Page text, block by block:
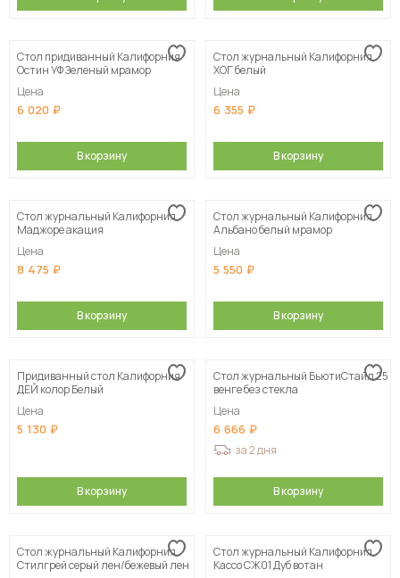
Стол придиванный Калифорния
Остин УФ Зеленый мрамор
Цена
6 020
В корзину
Стол журнальный Калифорния
ХОГ белый
Цена
6 355
В корзину
Стол журнальный Калифорния
Маджоре акация
Цена
8 475
В корзину
Стол журнальный Калифорния
Альбано белый мрамор
Цена
5 550
В корзину
Придиванный стол Калифорния
ДЕЙ колор Белый
Цена
5 130
В корзину
Стол журнальный БьютиСтайл 25
венге без стекла
Цена
6 666
за 2 дня
В корзину
Стол журнальный Калифорния
Стилгрей серый лен/бежевый лен
Стол журнальный Калифорния
Кассо СЖ01 Дуб вотан